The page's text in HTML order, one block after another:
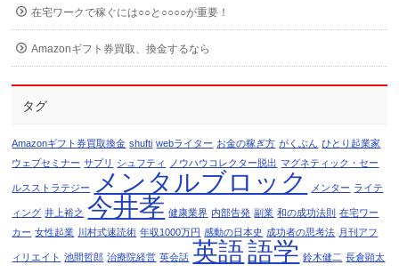
在宅ワークで稼ぐには○○と○○○○が重要！
Amazonギフト券買取、換金するなら
タグ
Amazonギフト券買取換金 shufti webライター お金の稼ぎ方 がくぶん ひとり起業家
ウェブセミナー サプリ シュフティ ノウハウコレクター脱出 マグネティック・セー
ルスストラテジー メンタルブロック メンター ライテ
ィング 井上裕之 今井孝 健康業界 内部告発 副業 和の成功法則 在宅ワー
カー 女性起業 川村式速読術 年収1000万円 感動の日本史 成功者の思考法 月刊アフ
ィリエイト 池間哲郎 治療院経営 英会話 英語語学 鈴木健二 長倉顕太